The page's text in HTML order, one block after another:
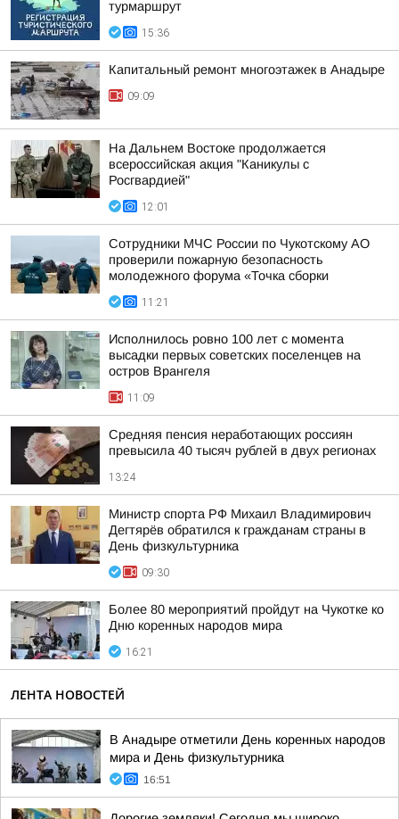
турмаршрут
15:36
Капитальный ремонт многоэтажек в Анадыре
09:09
На Дальнем Востоке продолжается
всероссийская акция "Каникулы с
Росгвардией"
12:01
Сотрудники МЧС России по Чукотскому АО
проверили пожарную безопасность
молодежного форума «Точка сборки
11:21
Исполнилось ровно 100 лет с момента
высадки первых советских поселенцев на
остров Врангеля
11:09
Средняя пенсия неработающих россиян
превысила 40 тысяч рублей в двух регионах
13:24
Министр спорта РФ Михаил Владимирович
Дегтярёв обратился к гражданам страны в
День физкультурника
09:30
Более 80 мероприятий пройдут на Чукотке ко
Дню коренных народов мира
16:21
ЛЕНТА НОВОСТЕЙ
В Анадыре отметили День коренных народов
мира и День физкультурника
16:51